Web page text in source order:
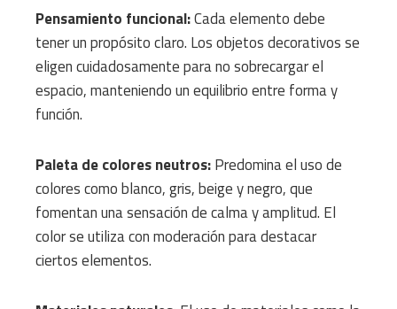
Pensamiento funcional:Cada elemento debe
tener un propósito claro. Los objetos decorativos se
eligen cuidadosamente para no sobrecargar el
espacio, manteniendo un equilibrio entre forma y
función.
Paleta de colores neutros:Predomina el uso de
colores como blanco, gris, beige y negro, que
fomentan una sensación de calma y amplitud. El
color se utiliza con moderación para destacar
ciertos elementos.